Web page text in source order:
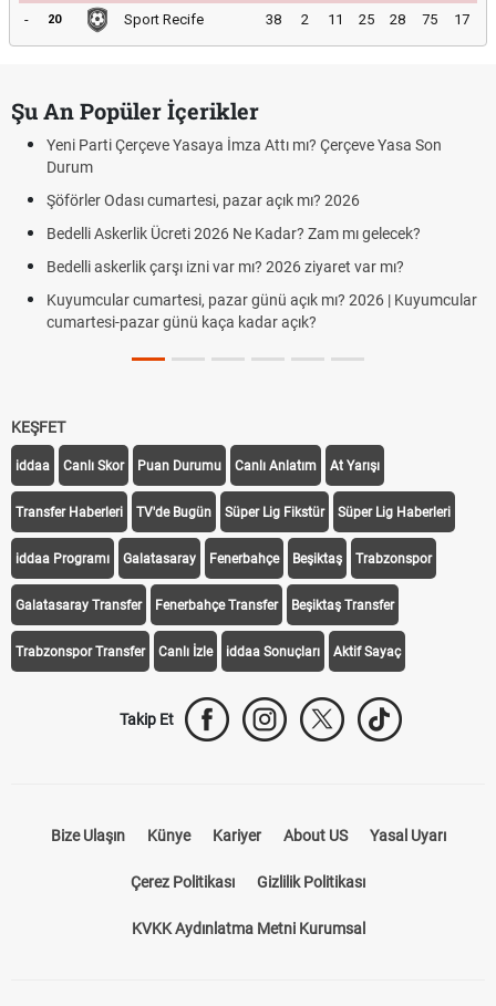
-
20 Sport Recife 38 2 11 25 28 75 17
Şu An Popüler İçerikler
Yeni Parti Çerçeve Yasaya İmza Attı mı? Çerçeve Yasa Son
Durum
Şöförler Odası cumartesi, pazar açık mı? 2026
Bedelli Askerlik Ücreti 2026 Ne Kadar? Zam mı gelecek?
Bedelli askerlik çarşı izni var mı? 2026 ziyaret var mı?
Kuyumcular cumartesi, pazar günü açık mı? 2026 | Kuyumcular
cumartesi-pazar günü kaça kadar açık?
KEŞFET
iddaa Canlı Skor Puan Durumu Canlı Anlatım At Yarışı
Transfer Haberleri TV'de Bugün Süper Lig Fikstür Süper Lig Haberleri
iddaa Programı Galatasaray Fenerbahçe Beşiktaş Trabzonspor
Galatasaray Transfer Fenerbahçe Transfer Beşiktaş Transfer
Trabzonspor Transfer Canlı İzle iddaa Sonuçları Aktif Sayaç
Takip Et
Bize Ulaşın Künye Kariyer About US Yasal Uyarı
Çerez Politikası Gizlilik Politikası
KVKK Aydınlatma Metni Kurumsal